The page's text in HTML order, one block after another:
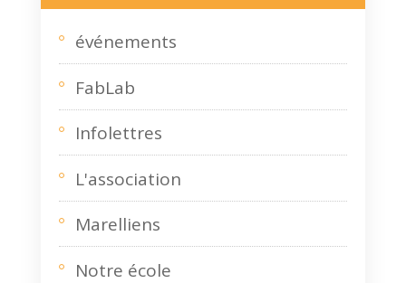
événements
FabLab
Infolettres
L'association
Marelliens
Notre école